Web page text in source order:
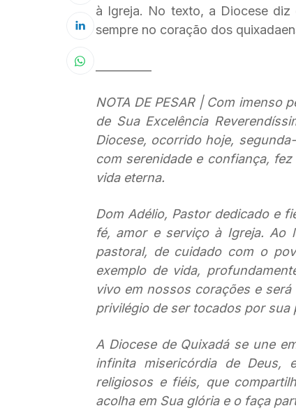
à Igreja. No texto, a Diocese
sempre no coração dos
NOTA DE PESAR | Com imenso
de Sua Excelência
Diocese, ocorrido hoje,
com serenidade e confiança,
vida eterna.
Dom Adélio, Pastor dedicado e
fé, amor e serviço à Igreja. Ao
pastoral, de cuidado com o
exemplo de vida,
vivo em nossos corações e
privilégio de ser tocados por sua
A Diocese de Quixadá se une
infinita misericórdia de Deus,
religiosos e fiéis, que
acolha em Sua glória e o faça